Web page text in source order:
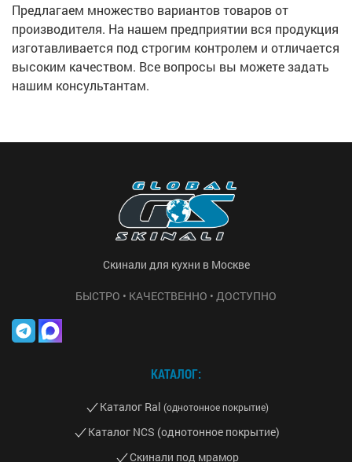
Предлагаем множество вариантов товаров от
производителя. На нашем предприятии вся продукция
изготавливается под строгим контролем и отличается
высоким качеством. Все вопросы вы можете задать
нашим консультантам.
Скинали для кухни в Москве
БЫСТРО • КАЧЕСТВЕННО • ДОСТУПНО
КАТАЛОГ:
Каталог Ral (однотонное покрытие)
Каталог NCS (однотонное покрытие)
Скинали под мрамор